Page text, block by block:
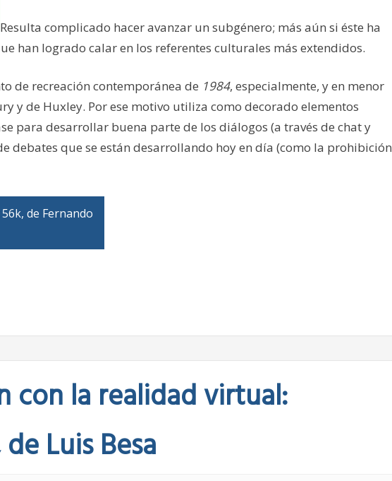
Resulta complicado hacer avanzar un subgénero; más aún si éste ha
han logrado calar en los referentes culturales más extendidos.
de recreación contemporánea de 1984, especialmente, y en menor
y de Huxley. Por ese motivo utiliza como decorado elementos
para desarrollar buena parte de los diálogos (a través de chat y
debates que se están desarrollando hoy en día (como la prohibición
de Fernando
con la realidad virtual:
Luis Besa